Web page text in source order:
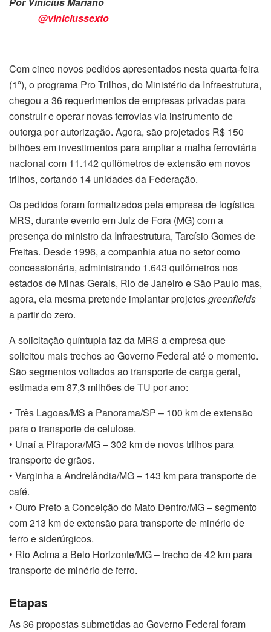
@viniciussexto
Com cinco novos pedidos apresentados nesta quarta-feira
(1º), o programa Pro Trilhos, do Ministério da Infraestrutura,
chegou a 36 requerimentos de empresas privadas para
construir e operar novas ferrovias via instrumento de
outorga por autorização. Agora, são projetados R$ 150
bilhões em investimentos para ampliar a malha ferroviária
nacional com 11.142 quilômetros de extensão em novos
trilhos, cortando 14 unidades da Federação.
Os pedidos foram formalizados pela empresa de logística
MRS, durante evento em Juiz de Fora (MG) com a
presença do ministro da Infraestrutura, Tarcísio Gomes de
Freitas. Desde 1996, a companhia atua no setor como
concessionária, administrando 1.643 quilômetros nos
estados de Minas Gerais, Rio de Janeiro e São Paulo mas,
agora, ela mesma pretende implantar projetosgreenfields
a partir do zero.
A solicitação quíntupla faz da MRS a empresa que
solicitou mais trechos ao Governo Federal até o momento.
São segmentos voltados ao transporte de carga geral,
estimada em 87,3 milhões de TU por ano:
• Três Lagoas/MS a Panorama/SP – 100 km de extensão
para o transporte de celulose.
• Unaí a Pirapora/MG – 302 km de novos trilhos para
transporte de grãos.
• Varginha a Andrelândia/MG – 143 km para transporte de
café.
• Ouro Preto a Conceição do Mato Dentro/MG – segmento
com 213 km de extensão para transporte de minério de
ferro e siderúrgicos.
• Rio Acima a Belo Horizonte/MG – trecho de 42 km para
transporte de minério de ferro.
Etapas
As 36 propostas submetidas ao Governo Federal foram